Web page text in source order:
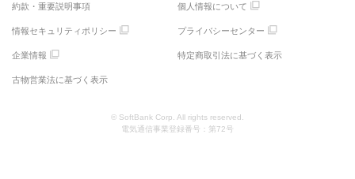
約款・重要説明事項 個人情報について
情報セキュリティポリシー プライバシーセンター
企業情報 特定商取引法に基づく表示
古物営業法に基づく表示
© SoftBank Corp. All rights reserved.
電気通信事業登録番号：第72号